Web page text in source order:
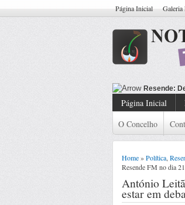
Página Inicial Galeria
Resende:
Página Inicial
O Concelho
Home»Política
Resende FM no dia
António
estar em